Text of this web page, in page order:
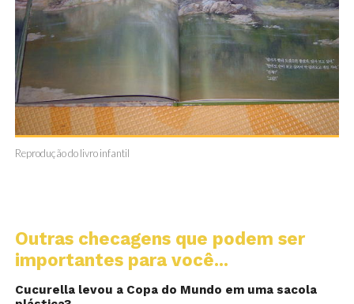
Reprodução do livro infantil
Outras checagens que podem ser
importantes para você...
Cucurella levou a Copa do Mundo em uma sacola